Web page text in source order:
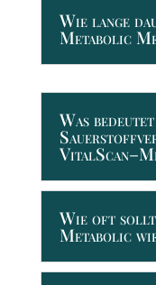
Wie lange
Metabolic
Was
Wie oft
Metabolic